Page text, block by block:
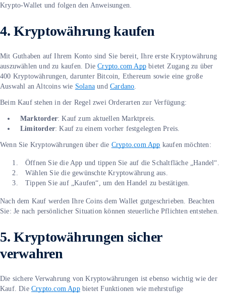
Krypto-Wallet und folgen den Anweisungen.
4.Kryptowährung kaufen
Mit Guthaben auf Ihrem Konto sind Sie bereit, Ihre erste Kryptowährung
auszuwählen und zu kaufen. DieCrypto.com App bietet Zugang zu über
400 Kryptowährungen, darunter Bitcoin, Ethereum sowie eine große
Auswahl an Altcoins wie Solana undCardano
Beim Kauf stehen in der Regel zwei Orderarten zur Verfügung:
Marktorder: Kauf zum aktuellen Marktpreis.
Limitorder: Kauf zu einem vorher festgelegten Preis.
Wenn Sie Kryptowährungen über die Crypto.com App kaufen möchten:
Öffnen Sie die App und tippen Sie auf die Schaltfläche „Handel“.
Wählen Sie die gewünschte Kryptowährung aus.
Tippen Sie auf „Kaufen“, um den Handel zu bestätigen.
Nach dem Kauf werden Ihre Coins dem Wallet gutgeschrieben. Beachten
Sie: Je nach persönlicher Situation können steuerliche Pflichten entstehen.
5.Kryptowährungen sicher
verwahren
Die sichere Verwahrung von Kryptowährungen ist ebenso wichtig wie der
Kauf. DieCrypto.com Appbietet Funktionen wie mehrstufige